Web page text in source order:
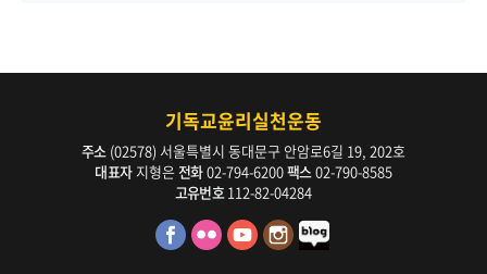
기독교윤리실천운동
주소 (02578) 서울특별시 동대문구 안암로6길 19, 202호
대표자지형은 전화02-794-6200팩스 02-790-8585
고유번호 112-82-04284